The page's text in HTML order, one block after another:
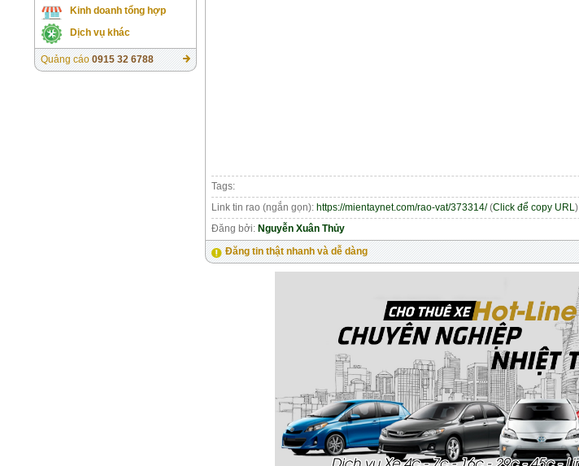
Kinh doanh tổng hợp
Dịch vụ khác
Quảng cáo 0915 32 6788
Tags:
Link tin rao (ngắn gọn): https://mientaynet.com/rao-vat/373314/(Click để copy URL)
Đăng bởi: Nguyễn Xuân Thủy
Đăng tin thật nhanh và dễ dàng